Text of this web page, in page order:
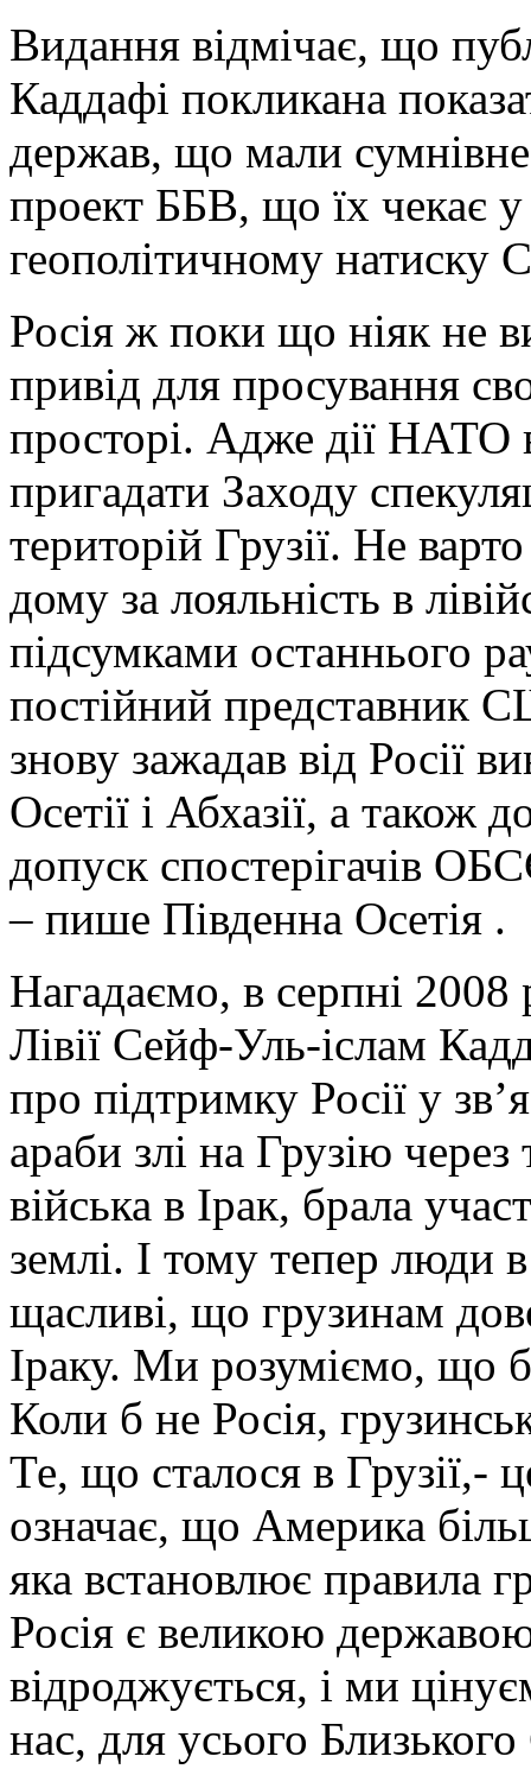
Видання відмічає, що
Каддафі покликана
держав, що мали
проект ББВ, що їх чекає
геополітичному
Росія ж поки що ніяк не
привід для просування
просторі. Адже дії НАТО
пригадати Заходу
територій Грузії. Не
дому за лояльність в
підсумками останнього
постійний
знову зажадав від Росії
Осетії і Абхазії, а також
допуск спостерігачів
– пише Південна Осетія .
Нагадаємо, в серпні
Лівії Сейф-Уль-іслам
про підтримку Росії у
араби злі на Грузію
війська в Ірак, брала
землі. І тому тепер люди
щасливі, що грузинам
Іраку. Ми розуміємо, що
Коли б не Росія,
Те, що сталося в
означає, що Америка
яка встановлює правила
Росія є великою
відроджується, і ми
нас, для усього